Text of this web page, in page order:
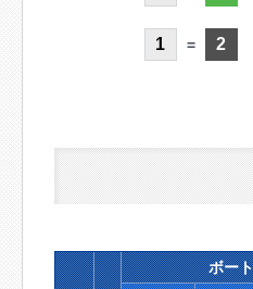
1 = 2
ボー